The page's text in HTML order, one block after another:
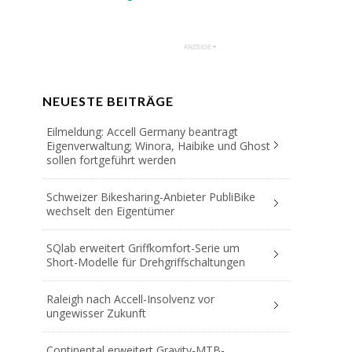
NEUESTE BEITRÄGE
Eilmeldung: Accell Germany beantragt
Eigenverwaltung; Winora, Haibike und Ghost
sollen fortgeführt werden
Schweizer Bikesharing-Anbieter PubliBike
wechselt den Eigentümer
SQlab erweitert Griffkomfort-Serie um
Short-Modelle für Drehgriffschaltungen
Raleigh nach Accell-Insolvenz vor
ungewisser Zukunft